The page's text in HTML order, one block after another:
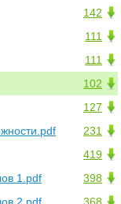
142
111
111
102
127
231
419
398
1.pdf